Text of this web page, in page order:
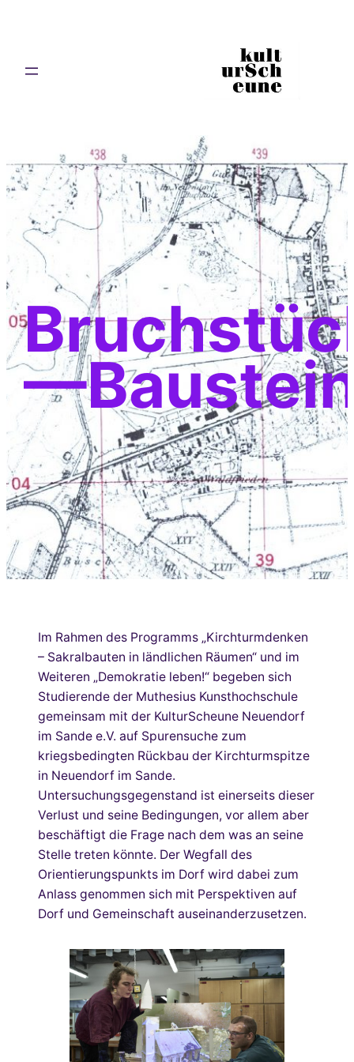
Im Rahmen des Programms „Kirchturmdenken
– Sakralbauten in ländlichen Räumen“ und im
Weiteren „Demokratie leben!“ begeben sich
Studierende der Muthesius Kunsthochschule
gemeinsam mit der KulturScheune Neuendorf
im Sande e.V. auf Spurensuche zum
kriegsbedingten Rückbau der Kirchturmspitze
in Neuendorf im Sande.
Untersuchungsgegenstand ist einerseits dieser
Verlust und seine Bedingungen, vor allem aber
beschäftigt die Frage nach dem was an seine
Stelle treten könnte. Der Wegfall des
Orientierungspunkts im Dorf wird dabei zum
Anlass genommen sich mit Perspektiven auf
Dorf und Gemeinschaft auseinanderzusetzen.